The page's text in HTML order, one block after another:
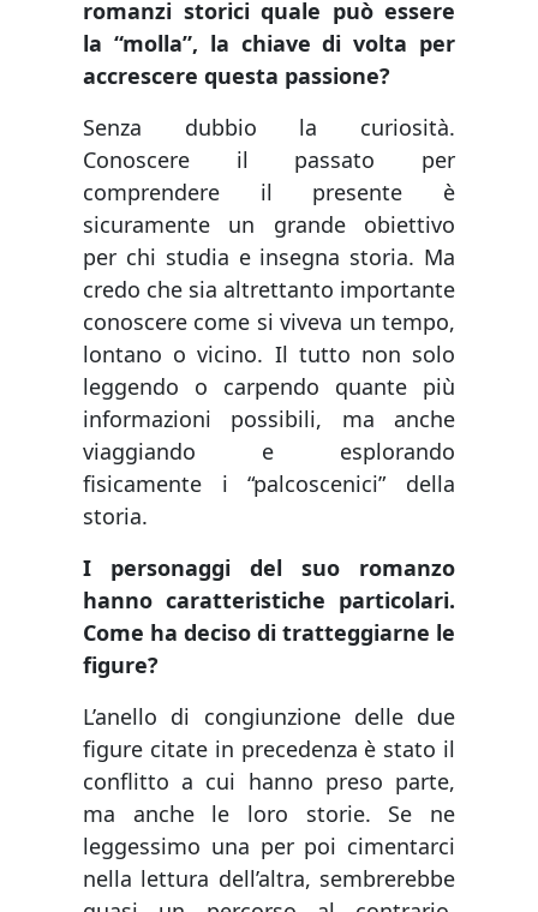
romanzi storici quale può essere
la “molla”, la chiave di volta per
accrescere questa passione?
Senza dubbio la curiosità.
Conoscere il passato per
comprendere il presente è
sicuramente un grande obiettivo
per chi studia e insegna storia. Ma
credo che sia altrettanto importante
conoscere come si viveva un tempo,
lontano o vicino. Il tutto non solo
leggendo o carpendo quante più
informazioni possibili, ma anche
viaggiando e esplorando
fisicamente i “palcoscenici” della
storia.
I personaggi del suo romanzo
hanno caratteristiche particolari.
Come ha deciso di tratteggiarne le
figure?
L’anello di congiunzione delle due
figure citate in precedenza è stato il
conflitto a cui hanno preso parte,
ma anche le loro storie. Se ne
leggessimo una per poi cimentarci
nella lettura dell’altra, sembrerebbe